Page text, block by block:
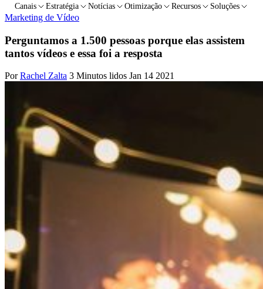
Canais Estratégia Notícias Otimização Recursos Soluções
Marketing de Vídeo
Perguntamos a 1.500 pessoas porque elas assistem
tantos vídeos e essa foi a resposta
Por Rachel Zalta 3 Minutos lidos Jan 14 2021